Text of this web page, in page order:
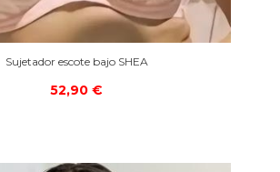
Sujetador escote bajo SHEA
52,90 €